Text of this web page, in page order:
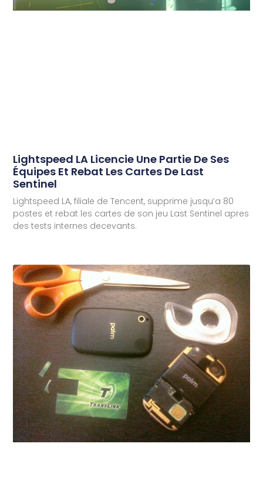
Lightspeed LA Licencie Une Partie De Ses
Équipes Et Rebat Les Cartes De Last
Sentinel
Lightspeed LA, filiale de Tencent, supprime jusqu’a 80
postes et rebat les cartes de son jeu Last Sentinel apres
des tests internes decevants.